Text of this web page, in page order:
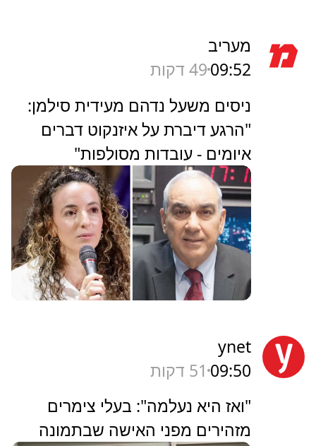
מעריב
09:5249 דקות
ניסים משעל נדהם מעידית סילמן:
"הרגע דיברת על איזנקוט דברים
איומים - עובדות מסולפות"
ynet
09:50 51 דקות
"ואז היא נעלמה": בעלי צימרים
מזהירים מפני האישה שבתמונה